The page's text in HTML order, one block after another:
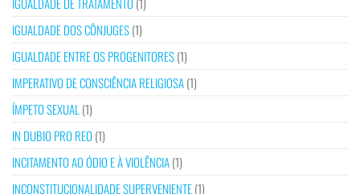
IGUALDADE DOS CÔNJUGES(1)
IGUALDADE ENTRE OS PROGENITORES(1)
IMPERATIVO DE CONSCIÊNCIA RELIGIOSA(1)
ÍMPETO SEXUAL (1)
IN DUBIO PRO REO (1)
INCITAMENTO AO ÓDIO E À VIOLÊNCIA(1)
INCONSTITUCIONALIDADE SUPERVENIENTE(1)